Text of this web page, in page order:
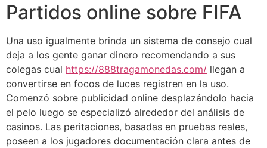
Partidos online sobre FIFA
Una uso igualmente brinda un sistema de consejo cual
deja a los gente ganar dinero recomendando a sus
colegas cual https://888tragamonedas.com/ llegan a
convertirse en focos de luces registren en la uso.
Comenzó sobre publicidad online desplazándolo hacia
el pelo luego se especializó alrededor del análisis de
casinos. Las peritaciones, basadas en pruebas reales,
poseen a los jugadores documentación clara antes de